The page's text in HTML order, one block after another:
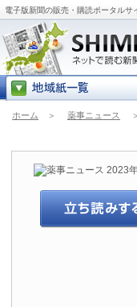
電子版新聞の販売・購読ポータルサ
ホーム ＞ 薬事ニュース